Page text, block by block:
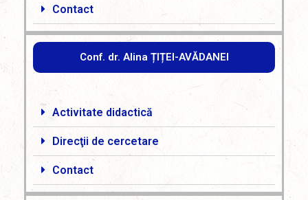
Contact
Conf. dr. Alina ȚIȚEI-AVĂDANEI
Activitate didactică
Direcţii de cercetare
Contact